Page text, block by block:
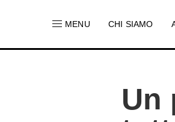
MENU CHI SIAMO
Un